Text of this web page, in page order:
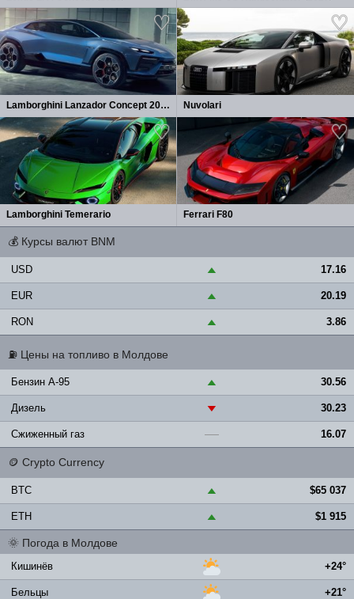
Lamborghini Lanzador Concept 2026 Nuvolari
Lamborghini Temerario Ferrari F80
💰 Курсы валют BNM
USD ▲ 17.16
EUR ▲ 20.19
RON ▲ 3.86
⛽ Цены на топливо в Молдове
Бензин A-95 ▲ 30.56
Дизель ▼ 30.23
Сжиженный газ — 16.07
🪙 Crypto Currency
BTC ▲ $65 037
ETH ▲ $1 915
🌞 Погода в Молдове
Кишинёв +24°
Бельцы +21°